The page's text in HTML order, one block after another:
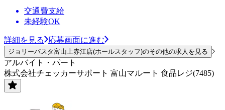
交通費支給
未経験OK
詳細を見る 応募画面に進む
ジョリーパスタ富山上赤江店(ホールスタッフ)のその他の求人を見る
アルバイト・パート
株式会社チェッカーサポート 富山マルート 食品レジ(7485)